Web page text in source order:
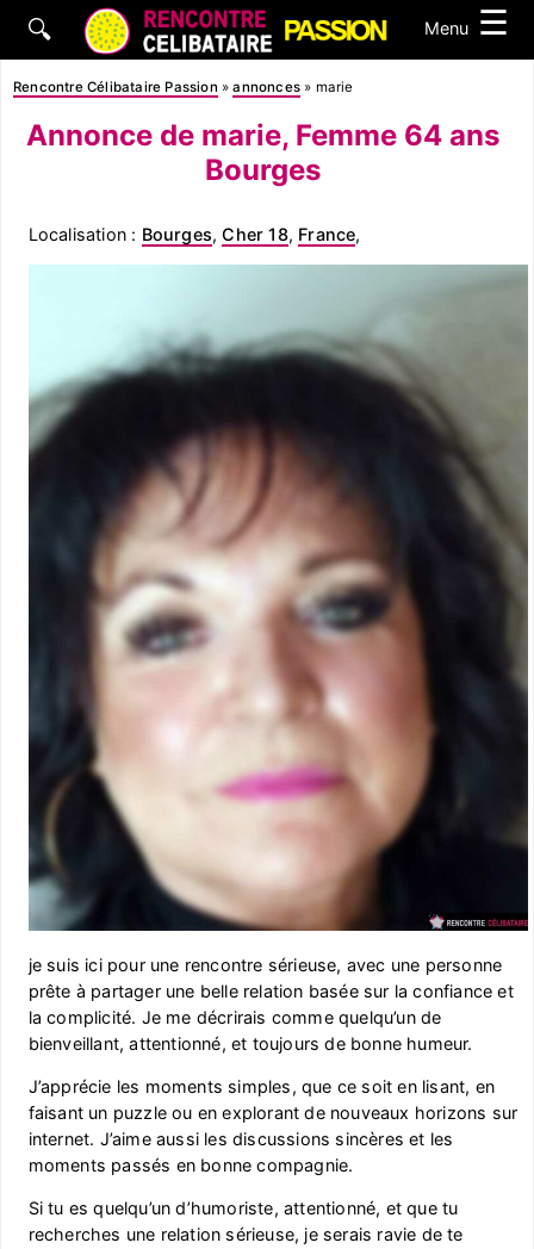
🔍 Menu ☰
Rencontre Célibataire Passion »annonces » marie
Annonce de marie, Femme 64 ans
Bourges
Localisation : Bourges,Cher 18, France,
je suis ici pour une rencontre sérieuse, avec une personne
prête à partager une belle relation basée sur la confiance et
la complicité. Je me décrirais comme quelqu’un de
bienveillant, attentionné, et toujours de bonne humeur.
J’apprécie les moments simples, que ce soit en lisant, en
faisant un puzzle ou en explorant de nouveaux horizons sur
internet. J’aime aussi les discussions sincères et les
moments passés en bonne compagnie.
Si tu es quelqu’un d’humoriste, attentionné, et que tu
recherches une relation sérieuse, je serais ravie de te